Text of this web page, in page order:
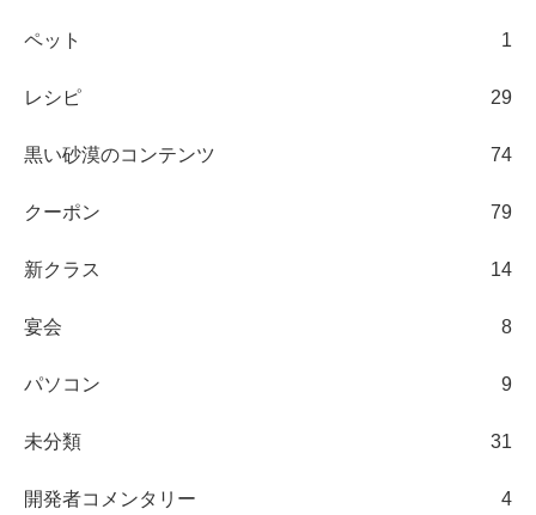
ペット 1
レシピ 29
黒い砂漠のコンテンツ 74
クーポン 79
新クラス 14
宴会 8
パソコン 9
未分類 31
開発者コメンタリー 4